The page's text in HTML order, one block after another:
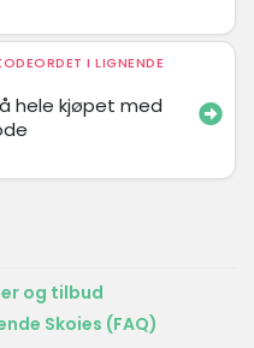
I LIGNENDE
hele kjøpet med
og tilbud
Skoies (FAQ)